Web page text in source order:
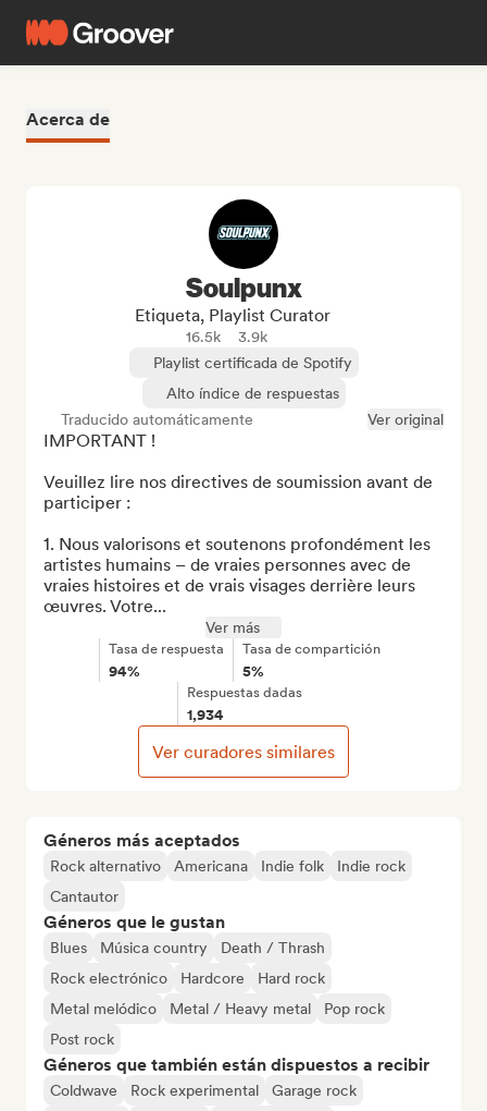
Acerca de
Géneros más aceptados
Rock alternativo Americana Indie folk
Indie rock
Cantautor
Géneros que le gustan
Blues Música country
Death / Thrash
Rock electrónico
Hardcore
Hard rock
Metal melódico
Metal / Heavy metal
Pop rock
Post rock
Géneros que también están dispuestos a recibir
Coldwave Rock experimental
Garage rock
Soulpunx
Etiqueta, Playlist Curator
16.5k
3.9k
Playlist certificada de Spotify
Alto índice de respuestas
Traducido automáticamente
Ver original
IMPORTANT !
Veuillez lire nos directives de soumission avant de
participer :
1. Nous valorisons et soutenons profondément les
artistes humains – de vraies personnes avec de
vraies histoires et de vrais visages derrière leurs
œuvres. Votre...
Ver más
Tasa de respuesta
94%
Tasa de compartición
5%
Respuestas dadas
1,934
Ver curadores similares